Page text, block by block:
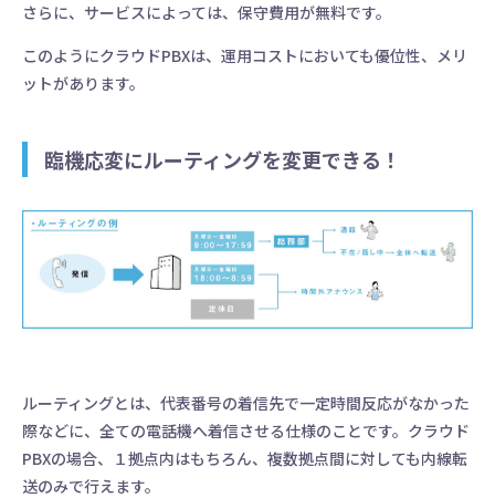
さらに、サービスによっては、保守費用が無料です。
このようにクラウドPBXは、運用コストにおいても優位性、メリ
ットがあります。
臨機応変にルーティングを変更できる！
ルーティングとは、代表番号の着信先で一定時間反応がなかった
際などに、全ての電話機へ着信させる仕様のことです。クラウド
PBXの場合、１拠点内はもちろん、複数拠点間に対しても内線転
送のみで行えます。